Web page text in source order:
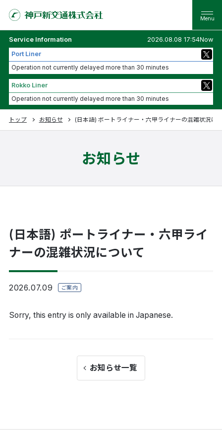
Service Information
2026.08.08 17:54Now
Port Liner
Operation not currently delayed more than 30 minutes
Rokko Liner
Operation not currently delayed more than 30 minutes
トップ お知らせ (日本語) ポートライナー・六甲ライナーの混雑状況に
お知らせ
(日本語) ポートライナー・六甲ライ
ナーの混雑状況について
2026.07.09 ご案内
Sorry, this entry is only available in Japanese.
お知らせ一覧